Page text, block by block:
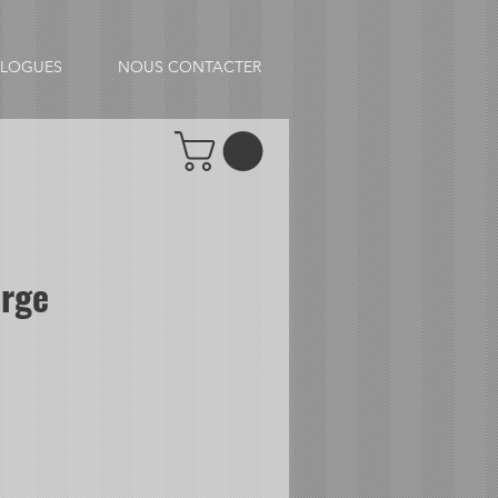
NOUS CONTACTER